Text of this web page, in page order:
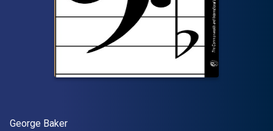
Auteur(s)
George Baker